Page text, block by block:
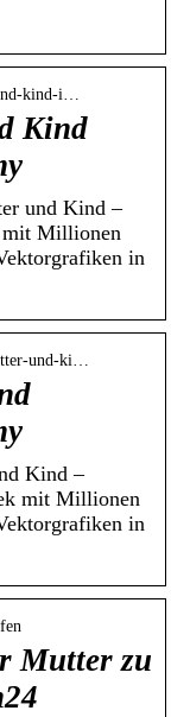
kind-i…
Kind
und Kind –
mit Millionen
in
und-ki…
Kind –
mit Millionen
in
Mutter zu